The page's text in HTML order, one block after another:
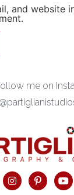
and website
me on